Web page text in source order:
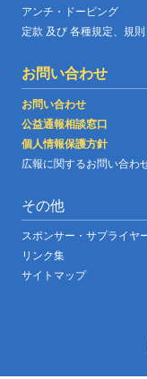
アンチ・ドーピング
定款 及び 各種規定、規則
お問い合わせ
お問い合わせ
公益通報相談窓口
個人情報保護方針
広報に関するお問い合わ
その他
スポンサー・サプライヤ
リンク集
サイトマップ